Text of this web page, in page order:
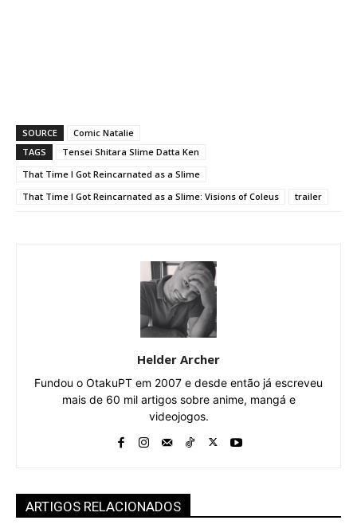
SOURCE
Comic Natalie
TAGS
Tensei Shitara Slime Datta Ken
That Time I Got Reincarnated as a Slime
That Time I Got Reincarnated as a Slime: Visions of Coleus
trailer
Helder Archer
Fundou o OtakuPT em 2007 e desde então já escreveu
mais de 60 mil artigos sobre anime, mangá e
videojogos.
ARTIGOS RELACIONADOS